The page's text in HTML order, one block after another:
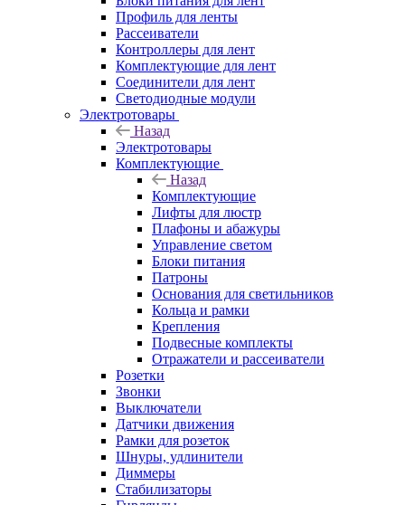
Профиль для ленты
Рассеиватели
Контроллеры для лент
Комплектующие для лент
Соединители для лент
Светодиодные модули
Электротовары
Назад
Электротовары
Комплектующие
Назад
Комплектующие
Лифты для люстр
Плафоны и абажуры
Управление светом
Блоки питания
Патроны
Основания для светильников
Кольца и рамки
Крепления
Подвесные комплекты
Отражатели и рассеиватели
Розетки
Звонки
Выключатели
Датчики движения
Рамки для розеток
Шнуры, удлинители
Диммеры
Стабилизаторы